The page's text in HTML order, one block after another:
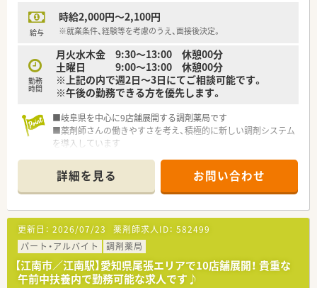
給与
時給2,000円～2,100円
※就業条件、経験等を考慮のうえ、面接後決定。
勤務
時間
月火水木金 9:30～13:00 休憩00分
土曜日 9:00～13:00 休憩00分
※上記の内で週2日～3日にてご相談可能です。
※午後の勤務できる方を優先します。
■岐阜県を中心に9店舗展開する調剤薬局です
■薬剤師さんの働きやすさを考え、積極的に新しい調剤システム
を導入しています
気軽にご相談ください。
■調剤システムを導入し、薬剤師さんが長く働ける環境を整えて
います。
■幅広い年段のスタッフがいききと働いています！
詳細を見る お問い合わせ
更新日： 2026/07/23 薬剤師求人ID： 582499
パート・アルバイト
調剤薬局
【江南市／江南駅】愛知県尾張エリアで10店舗展開！ 貴重な
午前中扶養内で勤務可能な求人です♪